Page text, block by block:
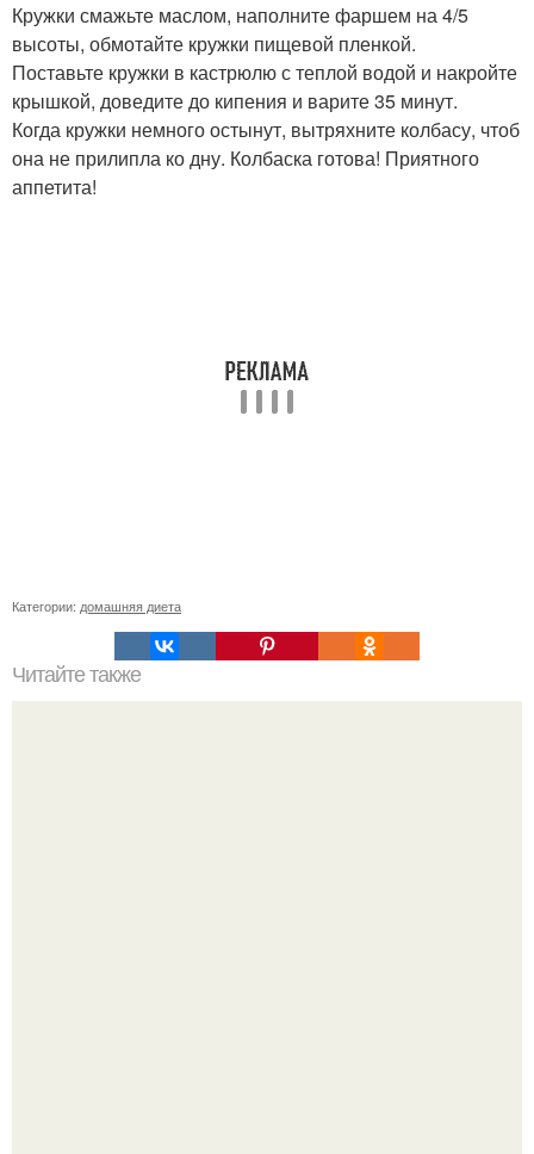
Кружки смажьте маслом, наполните фаршем на 4/5
высоты, обмотайте кружки пищевой пленкой.
Поставьте кружки в кастрюлю с теплой водой и накройте
крышкой, доведите до кипения и варите 35 минут.
Когда кружки немного остынут, вытряхните колбасу, чтоб
она не прилипла ко дну. Колбаска готова! Приятного
аппетита!
Категории: домашняя диета
Читайте также